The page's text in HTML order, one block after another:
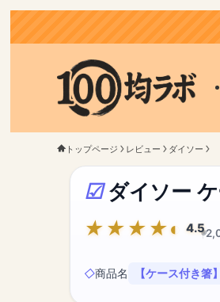
トップページ レビュー ダイソー
ダイソー
4.5
商品名 【ケース付き箸】